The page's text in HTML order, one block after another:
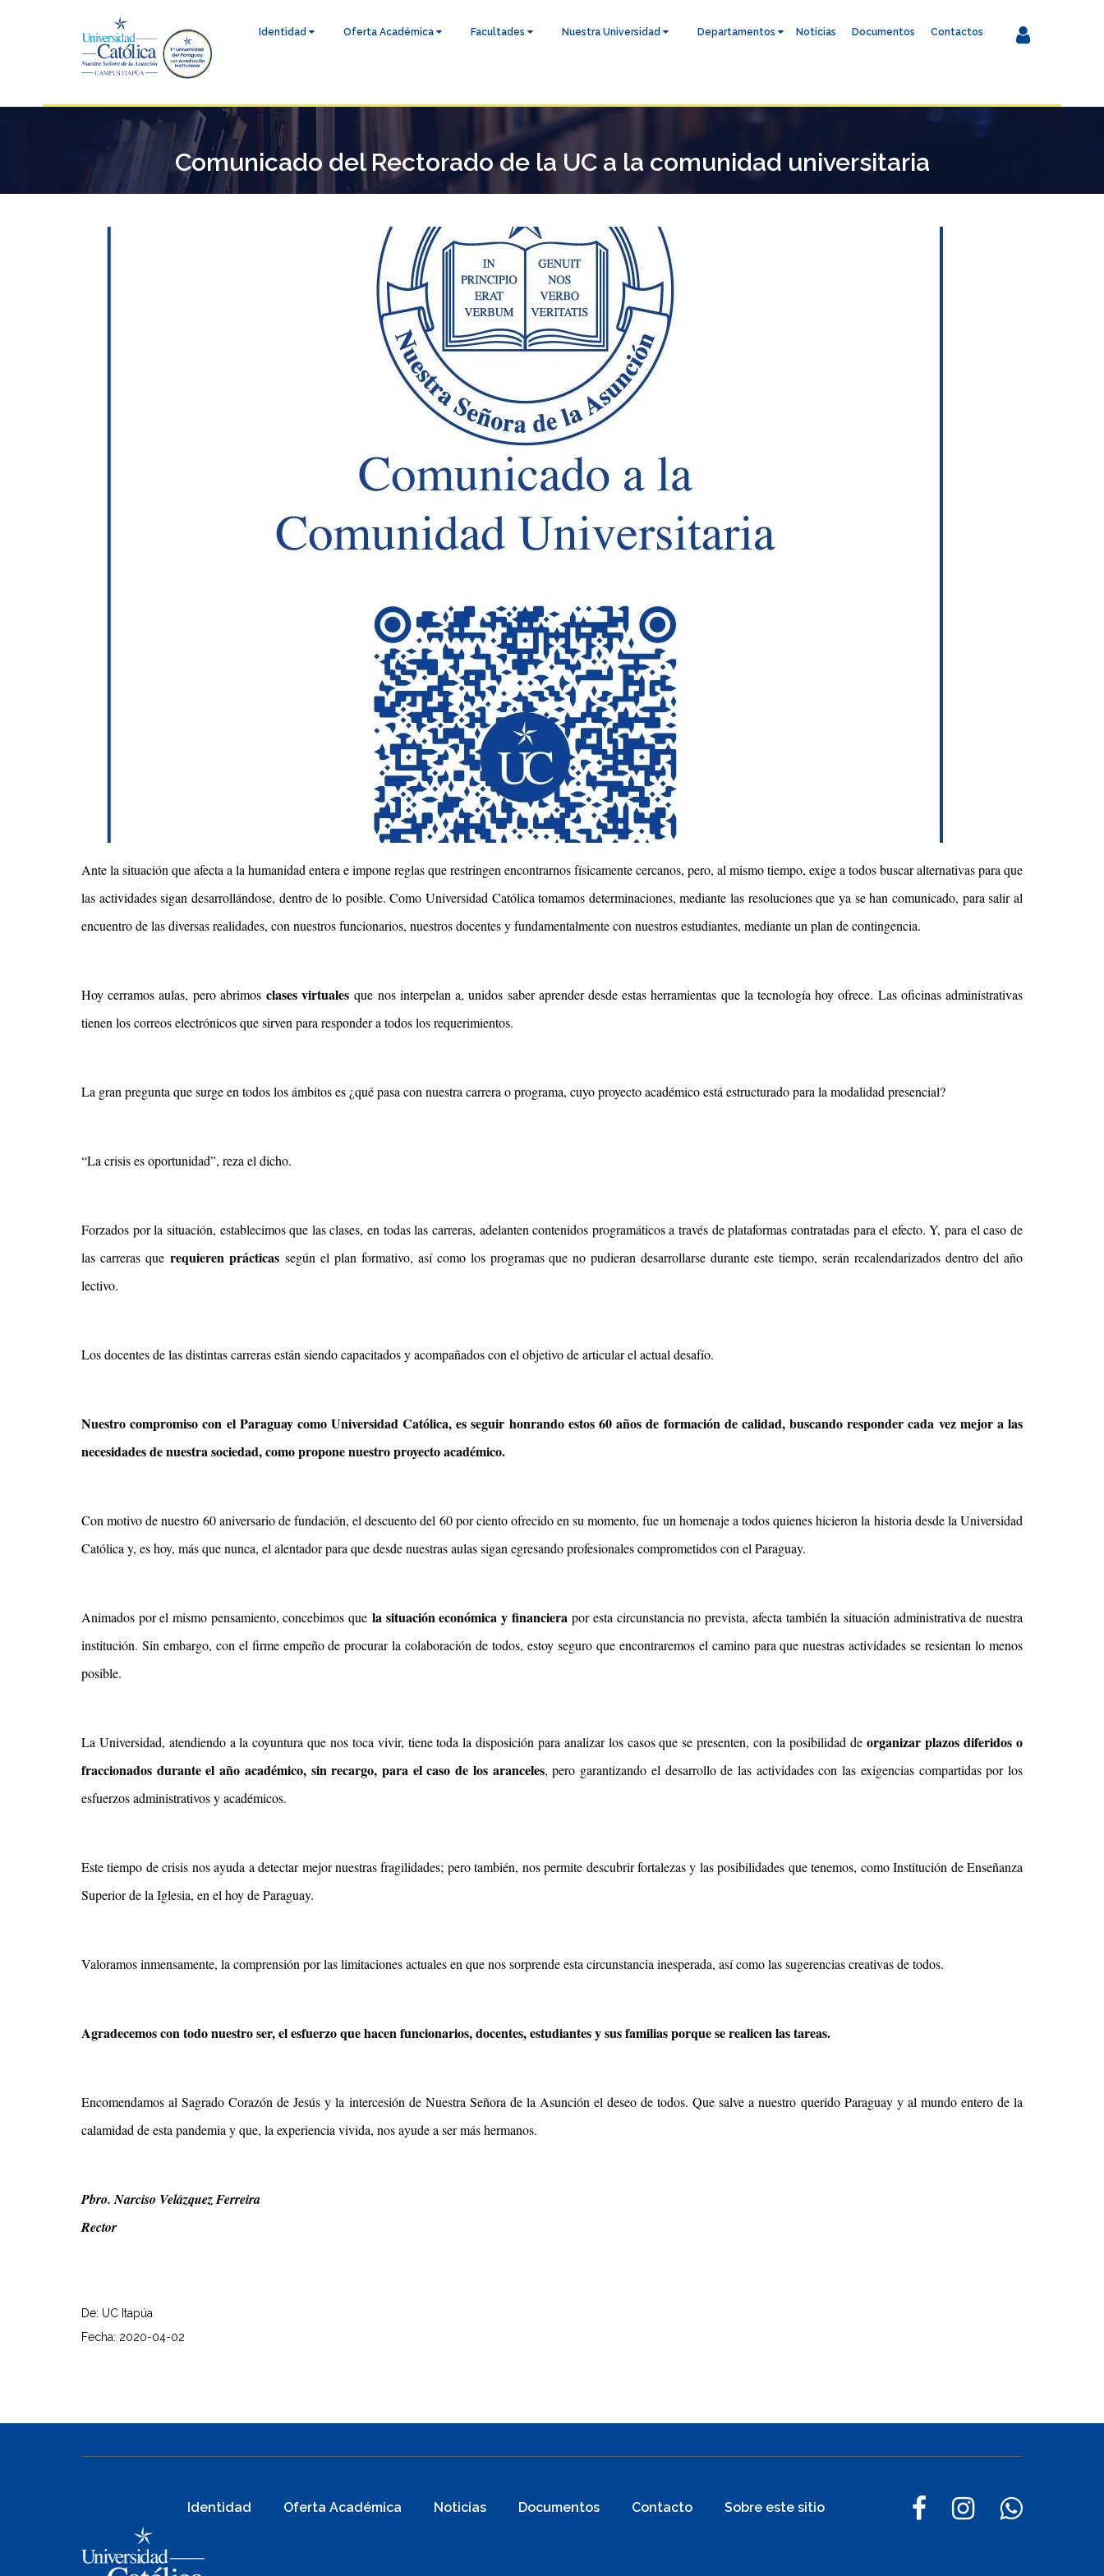
Identidad Oferta Académica Facultades Nuestra Universidad Departamentos Noticias Documentos Contactos
Comunicado del Rectorado de la UC a la comunidad universitaria
Ante la situación que afecta a la humanidad entera e impone reglas que restringen encontrarnos físicamente cercanos, pero, al mismo tiempo, exige a todos buscar alternativas para que
las actividades sigan desarrollándose, dentro de lo posible. Como Universidad Católica tomamos determinaciones, mediante las resoluciones que ya se han comunicado, para salir al
encuentro de las diversas realidades, con nuestros funcionarios, nuestros docentes y fundamentalmente con nuestros estudiantes, mediante un plan de contingencia.
Hoy cerramos aulas, pero abrimosclases virtuales que nos interpelan a, unidos saber aprender desde estas herramientas que la tecnología hoy ofrece. Las oficinas administrativas
tienen los correos electrónicos que sirven para responder a todos los requerimientos.
La gran pregunta que surge en todos los ámbitos es ¿qué pasa con nuestra carrera o programa, cuyo proyecto académico está estructurado para la modalidad presencial?
“La crisis es oportunidad”, reza el dicho.
Forzados por la situación, establecimos que las clases, en todas las carreras, adelanten contenidos programáticos a través de plataformas contratadas para el efecto. Y, para el caso de
las carreras que requieren prácticassegún el plan formativo, así como los programas que no pudieran desarrollarse durante este tiempo, serán recalendarizados dentro del año
lectivo.
Los docentes de las distintas carreras están siendo capacitados y acompañados con el objetivo de articular el actual desafío.
Nuestro compromiso con el Paraguay como Universidad Católica, es seguir honrando estos 60 años de formación de calidad, buscando responder cada vez mejor a las
necesidades de nuestra sociedad, como propone nuestro proyecto académico.
Con motivo de nuestro 60 aniversario de fundación, el descuento del 60 por ciento ofrecido en su momento, fue un homenaje a todos quienes hicieron la historia desde la Universidad
Católica y, es hoy, más que nunca, el alentador para que desde nuestras aulas sigan egresando profesionales comprometidos con el Paraguay.
Animados por el mismo pensamiento, concebimos que la situación económica y financiera por esta circunstancia no prevista, afecta también la situación administrativa de nuestra
institución. Sin embargo, con el firme empeño de procurar la colaboración de todos, estoy seguro que encontraremos el camino para que nuestras actividades se resientan lo menos
posible.
La Universidad, atendiendo a la coyuntura que nos toca vivir, tiene toda la disposición para analizar los casos que se presenten, con la posibilidad deorganizar plazos diferidos o
fraccionados durante el año académico, sin recargo, para el caso de los aranceles, pero garantizando el desarrollo de las actividades con las exigencias compartidas por los
esfuerzos administrativos y académicos.
Este tiempo de crisis nos ayuda a detectar mejor nuestras fragilidades; pero también, nos permite descubrir fortalezas y las posibilidades que tenemos, como Institución de Enseñanza
Superior de la Iglesia, en el hoy de Paraguay.
Valoramos inmensamente, la comprensión por las limitaciones actuales en que nos sorprende esta circunstancia inesperada, así como las sugerencias creativas de todos.
Agradecemos con todo nuestro ser, el esfuerzo que hacen funcionarios, docentes, estudiantes y sus familias porque se realicen las tareas.
Encomendamos al Sagrado Corazón de Jesús y la intercesión de Nuestra Señora de la Asunción el deseo de todos. Que salve a nuestro querido Paraguay y al mundo entero de la
calamidad de esta pandemia y que, la experiencia vivida, nos ayude a ser más hermanos.
Pbro. Narciso Velázquez Ferreira
Rector
De: UC Itapúa
Fecha: 2020-04-02
Identidad Oferta Académica Noticias Documentos Contacto Sobre este sitio